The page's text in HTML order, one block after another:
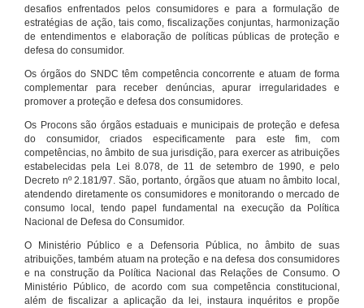
desafios enfrentados pelos consumidores e para a formulação de
estratégias de ação, tais como, fiscalizações conjuntas, harmonização
de entendimentos e elaboração de políticas públicas de proteção e
defesa do consumidor.
Os órgãos do SNDC têm competência concorrente e atuam de forma
complementar para receber denúncias, apurar irregularidades e
promover a proteção e defesa dos consumidores.
Os Procons são órgãos estaduais e municipais de proteção e defesa
do consumidor, criados especificamente para este fim, com
competências, no âmbito de sua jurisdição, para exercer as atribuições
estabelecidas pela Lei 8.078, de 11 de setembro de 1990, e pelo
Decreto nº 2.181/97. São, portanto, órgãos que atuam no âmbito local,
atendendo diretamente os consumidores e monitorando o mercado de
consumo local, tendo papel fundamental na execução da Política
Nacional de Defesa do Consumidor.
O Ministério Público e a Defensoria Pública, no âmbito de suas
atribuições, também atuam na proteção e na defesa dos consumidores
e na construção da Política Nacional das Relações de Consumo. O
Ministério Público, de acordo com sua competência constitucional,
além de fiscalizar a aplicação da lei, instaura inquéritos e propõe